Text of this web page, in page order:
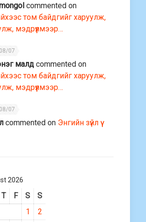
commented on
том байдгийг харуулж,
мэдрүүлмээр…
07
малд commented on
том байдгийг харуулж,
мэдрүүлмээр…
07
commented on Энгийн зүйл үү
2026
T F S
S
1
2